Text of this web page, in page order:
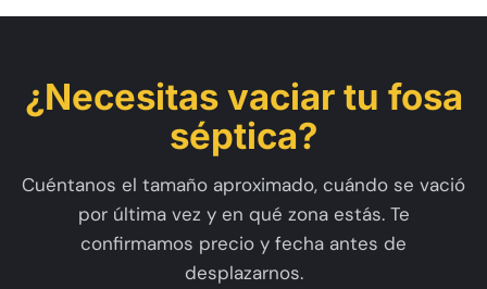
¿Necesitas vaciar tu fosa
séptica?
Cuéntanos el tamaño aproximado, cuándo se vació
por última vez y en qué zona estás. Te
confirmamos precio y fecha antes de
desplazarnos.